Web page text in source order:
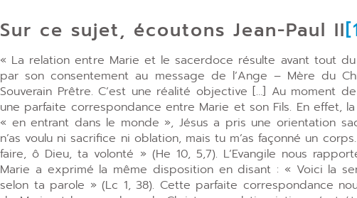
Sur ce sujet, écoutons Jean-Paul II
« La relation entre Marie et le sacerdoce résulte avant tout
par son consentement au message de l’Ange – Mère du
Souverain Prêtre. C’est une réalité objective […] Au moment
une parfaite correspondance entre Marie et son Fils. En effet,
« en entrant dans le monde », Jésus a pris une orientation
n’as voulu ni sacrifice ni oblation, mais tu m’as façonné un
faire, ô Dieu, ta volonté » (He 10, 5,7). L’Evangile nous
Marie a exprimé la même disposition en disant : « Voici la
selon ta parole » (Lc 1, 38). Cette parfaite correspondance